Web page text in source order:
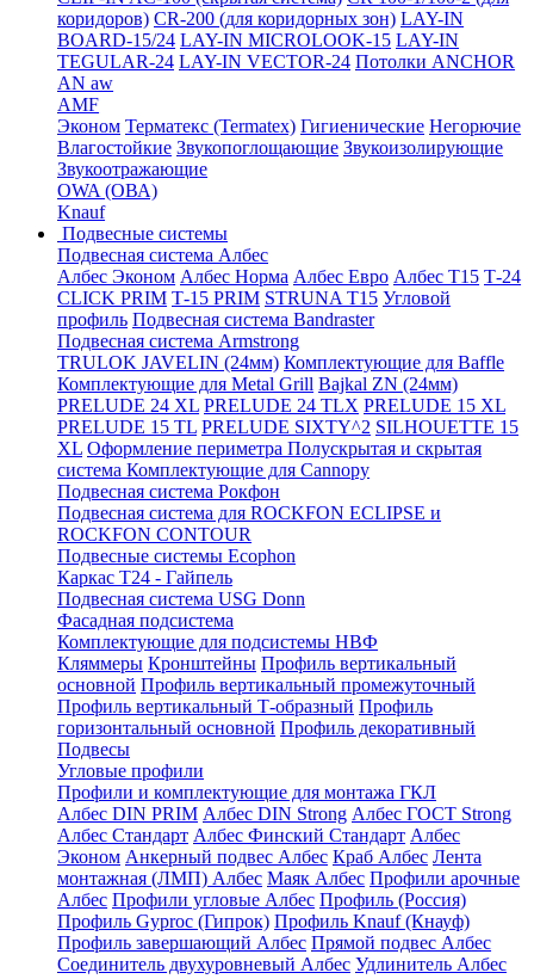
коридоров) CR-200 (для коридорных зон) LAY-IN
BOARD-15/24 LAY-IN MICROLOOK-15 LAY-IN
TEGULAR-24 LAY-IN VECTOR-24 Потолки ANCHOR
AN aw
AMF
Эконом Терматекс (Termatex) Гигиенические Негорючие
Влагостойкие Звукопоглощающие Звукоизолирующие
Звукоотражающие
OWA (ОВА)
Knauf
Подвесные системы
Подвесная система Албес
Албес Эконом Албес Норма Албес Евро Албес T15 Т-24
CLICK PRIM Т-15 PRIM STRUNA Т15 Угловой
профиль Подвесная система Bandraster
Подвесная система Armstrong
TRULOK JAVELIN (24мм) Комплектующие для Baffle
Комплектующие для Metal Grill Bajkal ZN (24мм)
PRELUDE 24 XL PRELUDE 24 TLX PRELUDE 15 XL
PRELUDE 15 TL PRELUDE SIXTY^2 SILHOUETTE 15
XL Оформление периметра Полускрытая и скрытая
система Комплектующие для Cannopy
Подвесная система Рокфон
Подвесная система для ROCKFON ECLIPSE и
ROCKFON CONTOUR
Подвесные системы Ecophon
Каркас Т24 - Гайпель
Подвесная система USG Donn
Фасадная подсистема
Комплектующие для подсистемы НВФ
Кляммеры Кронштейны Профиль вертикальный
основной Профиль вертикальный промежуточный
Профиль вертикальный Т-образный Профиль
горизонтальный основной Профиль декоративный
Подвесы
Угловые профили
Профили и комплектующие для монтажа ГКЛ
Албес DIN PRIM Албес DIN Strong Албес ГОСТ Strong
Албес Стандарт Албес Финский Стандарт Албес
Эконом Анкерный подвес Албес Краб Албес Лента
монтажная (ЛМП) Албес Маяк Албес Профили арочные
Албес Профили угловые Албес Профиль (Россия)
Профиль Gyproc (Гипрок) Профиль Knauf (Кнауф)
Профиль завершающий Албес Прямой подвес Албес
Соединитель двухуровневый Албес Удлинитель Албес